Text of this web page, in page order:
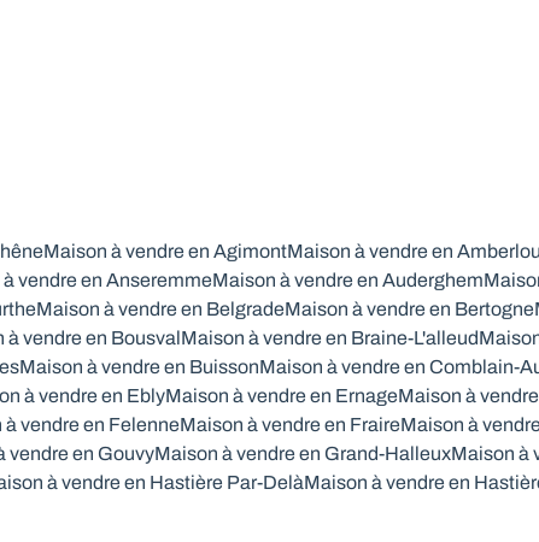
Maison à vendre en AgimontMaison à vendre en
vendre en AnseremmeMaison à vendre en Auderghem
Maison à vendre en BelgradeMaison à vendre en Bertogne
à vendre en BousvalMaison à vendre en Braine-L'alleud
Maison à vendre en BuissonMaison à vendre en Comblain-
à vendre en EblyMaison à vendre en ErnageMaison à
à vendre en FelenneMaison à vendre en FraireMaison à
vendre en GouvyMaison à vendre en Grand-HalleuxMaison à
à vendre en Hastière Par-DelàMaison à vendre en